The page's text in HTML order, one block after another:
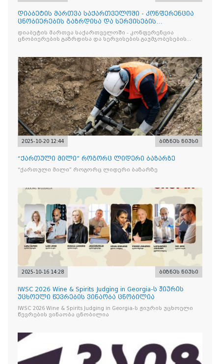
დიაბეტის მართვა საქართველოში - კონფერენცია
ცნობიერების გაზრდისა და სერვისების
გაუმჯობესების მიზნით
დიაბეტის მართვა საქართველოში - კონფერენცია
ცნობიერების გაზრდისა და სერვისების გაუმჯობესების
2025-10-20 12:44 ბიზნეს ნიუსი
“ქართული მილი” როგორც ლიდერი ბაზარზე
“ქართული მილი” როგორც ლიდერი ბაზარზე
2025-10-16 14:28 ბიზნეს ნიუსი
IWSC 2026 Wine & Spirits Judging in Georgia-ს ჟიურის
უცხოელი წევრების ვინაობა ცნობილია
IWSC 2026 Wine & Spirits Judging in Georgia-ს ჟიურის უცხოელი
წევრების ვინაობა ცნობილია